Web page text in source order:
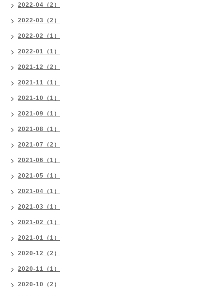
2022-04（2）
2022-03（2）
2022-02（1）
2022-01（1）
2021-12（2）
2021-11（1）
2021-10（1）
2021-09（1）
2021-08（1）
2021-07（2）
2021-06（1）
2021-05（1）
2021-04（1）
2021-03（1）
2021-02（1）
2021-01（1）
2020-12（2）
2020-11（1）
2020-10（2）